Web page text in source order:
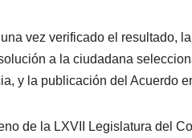
vez verificado el resultado,
a la ciudadana
y la publicación del Acuerdo
de la LXVII Legislatura del